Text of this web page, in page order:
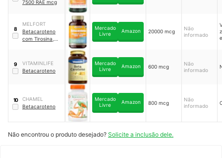
7500 RAE mcg
8
MELFORT
Betacaroteno
com Tirosina,
Mercado
Livre
Amazon 20000 mcg
Não
informado
9
VITAMINLIFE
Betacaroteno
Mercado
Livre
Amazon 600 mcg
Não
informado
10
CHAMEL
Betacaroteno
Mercado
Livre
Amazon 800 mcg
Não
informado
Não encontrou o produto desejado? Solicite a inclusão dele.